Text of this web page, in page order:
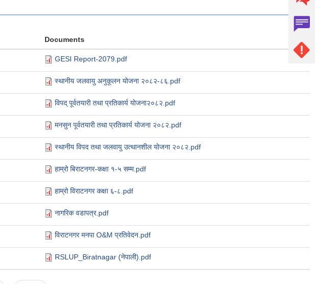
Documents
GESI Report-2079.pdf
स्थानीय जलवायु अनुकूलन योजना २०८२-८६.pdf
विपद् पूर्वतयारी तथा प्रतिकार्य योजना२०८२.pdf
मनसुन पूर्वतयारी तथा प्रतिकार्य योजना २०८२.pdf
स्थानीय विपद तथा जलवायु उत्थानशील योजना २०८२.pdf
हाम्रो बिराटनगर-कक्षा १-५ सम्म.pdf
हाम्रो विराटनगर कक्षा ६-८.pdf
नागरिक वडापत्र.pdf
विराटनगर मनपा O&M प्रतिवेदन.pdf
RSLUP_Biratnagar (नेपाली).pdf